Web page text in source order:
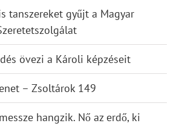
tanszereket gyűjt a Magyar
övezi a Károli képzéseit
– Zsoltárok 149
hangzik. Nő az erdő, ki